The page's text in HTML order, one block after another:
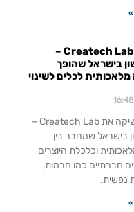
פתח תקווה: Createch Lab –
בישראל שהופך
מלאכותית לכלים לשינוי
פתח תקווה השיקה את Createch Lab –
בישראל שמחבר בין
וכלכלת היוצרים
חברתיים כמו חרמות,
נפשית.